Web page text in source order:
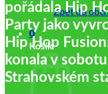
Zpět do
0
Košík
pořádala Hip
Party jako
Hip Hop
konala v
Strahovském